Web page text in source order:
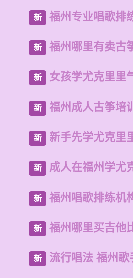
新 福州专业唱歌排
新 福州哪里有卖古
新 女孩学尤克里里
新 福州成人古筝培
新 新手先学尤克里
新 成人在福州学尤
新 福州唱歌排练机
新 福州哪里买吉他
新 流行唱法 福州